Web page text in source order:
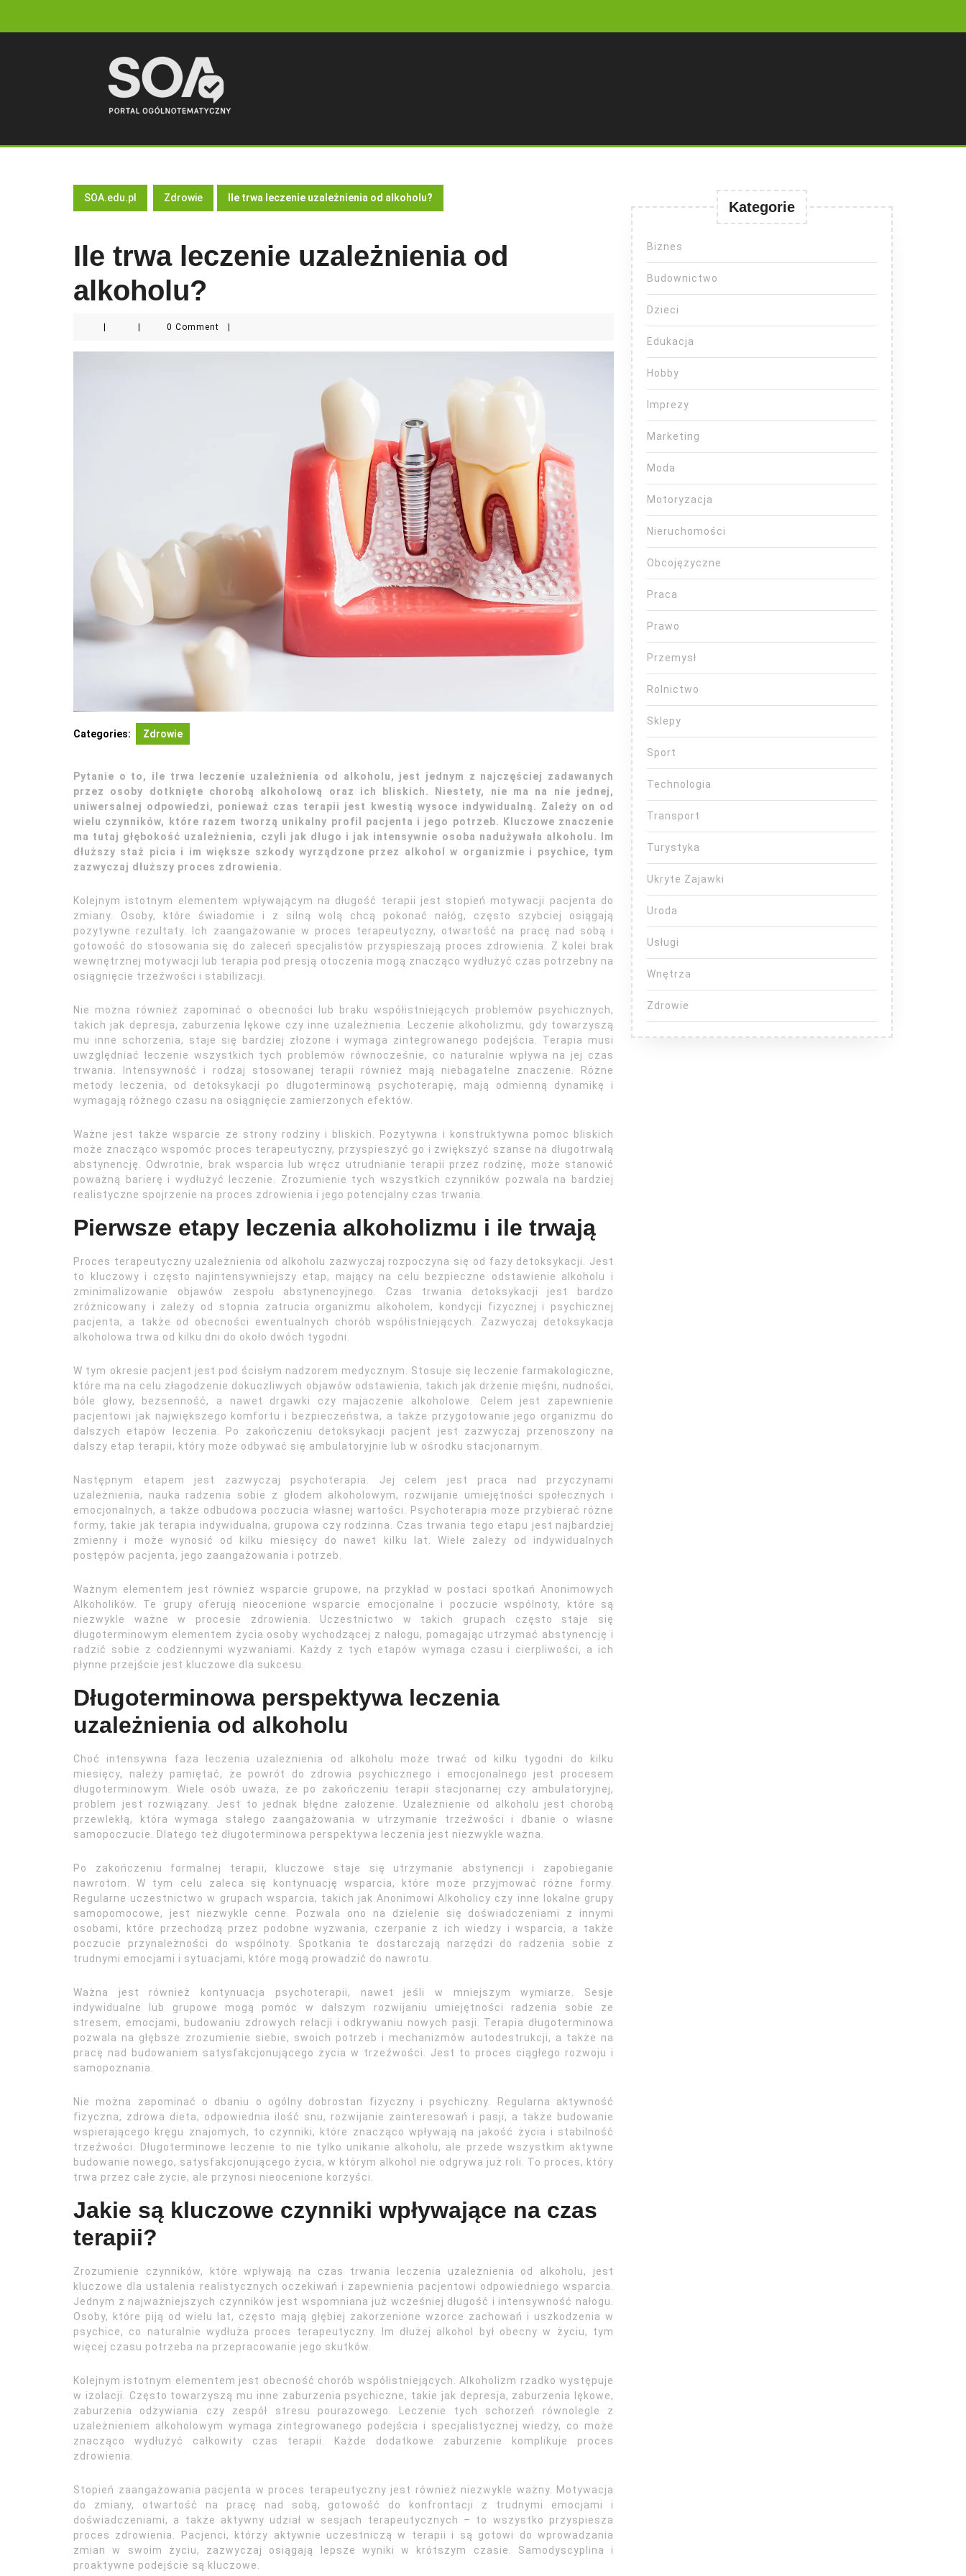
SOA.edu.pl Zdrowie Ile trwa leczenie uzależnienia od alkoholu?
Ile trwa leczenie uzależnienia od
alkoholu?
0 Comment
Categories: Zdrowie
Pytanie o to, ile trwa leczenie uzależnienia od alkoholu, jest jednym z najczęściej zadawanych
przez osoby dotknięte chorobą alkoholową oraz ich bliskich. Niestety, nie ma na nie jednej,
uniwersalnej odpowiedzi, ponieważ czas terapii jest kwestią wysoce indywidualną. Zależy on od
wielu czynników, które razem tworzą unikalny profil pacjenta i jego potrzeb. Kluczowe znaczenie
ma tutaj głębokość uzależnienia, czyli jak długo i jak intensywnie osoba nadużywała alkoholu. Im
dłuższy staż picia i im większe szkody wyrządzone przez alkohol w organizmie i psychice, tym
zazwyczaj dłuższy proces zdrowienia.
Kolejnym istotnym elementem wpływającym na długość terapii jest stopień motywacji pacjenta do
zmiany. Osoby, które świadomie i z silną wolą chcą pokonać nałóg, często szybciej osiągają
pozytywne rezultaty. Ich zaangażowanie w proces terapeutyczny, otwartość na pracę nad sobą i
gotowość do stosowania się do zaleceń specjalistów przyspieszają proces zdrowienia. Z kolei brak
wewnętrznej motywacji lub terapia pod presją otoczenia mogą znacząco wydłużyć czas potrzebny na
osiągnięcie trzeźwości i stabilizacji.
Nie można również zapominać o obecności lub braku współistniejących problemów psychicznych,
takich jak depresja, zaburzenia lękowe czy inne uzależnienia. Leczenie alkoholizmu, gdy towarzyszą
mu inne schorzenia, staje się bardziej złożone i wymaga zintegrowanego podejścia. Terapia musi
uwzględniać leczenie wszystkich tych problemów równocześnie, co naturalnie wpływa na jej czas
trwania. Intensywność i rodzaj stosowanej terapii również mają niebagatelne znaczenie. Różne
metody leczenia, od detoksykacji po długoterminową psychoterapię, mają odmienną dynamikę i
wymagają różnego czasu na osiągnięcie zamierzonych efektów.
Ważne jest także wsparcie ze strony rodziny i bliskich. Pozytywna i konstruktywna pomoc bliskich
może znacząco wspomóc proces terapeutyczny, przyspieszyć go i zwiększyć szanse na długotrwałą
abstynencję. Odwrotnie, brak wsparcia lub wręcz utrudnianie terapii przez rodzinę, może stanowić
poważną barierę i wydłużyć leczenie. Zrozumienie tych wszystkich czynników pozwala na bardziej
realistyczne spojrzenie na proces zdrowienia i jego potencjalny czas trwania.
Pierwsze etapy leczenia alkoholizmu i ile trwają
Proces terapeutyczny uzależnienia od alkoholu zazwyczaj rozpoczyna się od fazy detoksykacji. Jest
to kluczowy i często najintensywniejszy etap, mający na celu bezpieczne odstawienie alkoholu i
zminimalizowanie objawów zespołu abstynencyjnego. Czas trwania detoksykacji jest bardzo
zróżnicowany i zależy od stopnia zatrucia organizmu alkoholem, kondycji fizycznej i psychicznej
pacjenta, a także od obecności ewentualnych chorób współistniejących. Zazwyczaj detoksykacja
alkoholowa trwa od kilku dni do około dwóch tygodni.
W tym okresie pacjent jest pod ścisłym nadzorem medycznym. Stosuje się leczenie farmakologiczne,
które ma na celu złagodzenie dokuczliwych objawów odstawienia, takich jak drżenie mięśni, nudności,
bóle głowy, bezsenność, a nawet drgawki czy majaczenie alkoholowe. Celem jest zapewnienie
pacjentowi jak największego komfortu i bezpieczeństwa, a także przygotowanie jego organizmu do
dalszych etapów leczenia. Po zakończeniu detoksykacji pacjent jest zazwyczaj przenoszony na
dalszy etap terapii, który może odbywać się ambulatoryjnie lub w ośrodku stacjonarnym.
Następnym etapem jest zazwyczaj psychoterapia. Jej celem jest praca nad przyczynami
uzależnienia, nauka radzenia sobie z głodem alkoholowym, rozwijanie umiejętności społecznych i
emocjonalnych, a także odbudowa poczucia własnej wartości. Psychoterapia może przybierać różne
formy, takie jak terapia indywidualna, grupowa czy rodzinna. Czas trwania tego etapu jest najbardziej
zmienny i może wynosić od kilku miesięcy do nawet kilku lat. Wiele zależy od indywidualnych
postępów pacjenta, jego zaangażowania i potrzeb.
Ważnym elementem jest również wsparcie grupowe, na przykład w postaci spotkań Anonimowych
Alkoholików. Te grupy oferują nieocenione wsparcie emocjonalne i poczucie wspólnoty, które są
niezwykle ważne w procesie zdrowienia. Uczestnictwo w takich grupach często staje się
długoterminowym elementem życia osoby wychodzącej z nałogu, pomagając utrzymać abstynencję i
radzić sobie z codziennymi wyzwaniami. Każdy z tych etapów wymaga czasu i cierpliwości, a ich
płynne przejście jest kluczowe dla sukcesu.
Długoterminowa perspektywa leczenia
uzależnienia od alkoholu
Choć intensywna faza leczenia uzależnienia od alkoholu może trwać od kilku tygodni do kilku
miesięcy, należy pamiętać, że powrót do zdrowia psychicznego i emocjonalnego jest procesem
długoterminowym. Wiele osób uważa, że po zakończeniu terapii stacjonarnej czy ambulatoryjnej,
problem jest rozwiązany. Jest to jednak błędne założenie. Uzależnienie od alkoholu jest chorobą
przewlekłą, która wymaga stałego zaangażowania w utrzymanie trzeźwości i dbanie o własne
samopoczucie. Dlatego też długoterminowa perspektywa leczenia jest niezwykle ważna.
Po zakończeniu formalnej terapii, kluczowe staje się utrzymanie abstynencji i zapobieganie
nawrotom. W tym celu zaleca się kontynuację wsparcia, które może przyjmować różne formy.
Regularne uczestnictwo w grupach wsparcia, takich jak Anonimowi Alkoholicy czy inne lokalne grupy
samopomocowe, jest niezwykle cenne. Pozwala ono na dzielenie się doświadczeniami z innymi
osobami, które przechodzą przez podobne wyzwania, czerpanie z ich wiedzy i wsparcia, a także
poczucie przynależności do wspólnoty. Spotkania te dostarczają narzędzi do radzenia sobie z
trudnymi emocjami i sytuacjami, które mogą prowadzić do nawrotu.
Ważna jest również kontynuacja psychoterapii, nawet jeśli w mniejszym wymiarze. Sesje
indywidualne lub grupowe mogą pomóc w dalszym rozwijaniu umiejętności radzenia sobie ze
stresem, emocjami, budowaniu zdrowych relacji i odkrywaniu nowych pasji. Terapia długoterminowa
pozwala na głębsze zrozumienie siebie, swoich potrzeb i mechanizmów autodestrukcji, a także na
pracę nad budowaniem satysfakcjonującego życia w trzeźwości. Jest to proces ciągłego rozwoju i
samopoznania.
Nie można zapominać o dbaniu o ogólny dobrostan fizyczny i psychiczny. Regularna aktywność
fizyczna, zdrowa dieta, odpowiednia ilość snu, rozwijanie zainteresowań i pasji, a także budowanie
wspierającego kręgu znajomych, to czynniki, które znacząco wpływają na jakość życia i stabilność
trzeźwości. Długoterminowe leczenie to nie tylko unikanie alkoholu, ale przede wszystkim aktywne
budowanie nowego, satysfakcjonującego życia, w którym alkohol nie odgrywa już roli. To proces, który
trwa przez całe życie, ale przynosi nieocenione korzyści.
Jakie są kluczowe czynniki wpływające na czas
terapii?
Zrozumienie czynników, które wpływają na czas trwania leczenia uzależnienia od alkoholu, jest
kluczowe dla ustalenia realistycznych oczekiwań i zapewnienia pacjentowi odpowiedniego wsparcia.
Jednym z najważniejszych czynników jest wspomniana już wcześniej długość i intensywność nałogu.
Osoby, które piją od wielu lat, często mają głębiej zakorzenione wzorce zachowań i uszkodzenia w
psychice, co naturalnie wydłuża proces terapeutyczny. Im dłużej alkohol był obecny w życiu, tym
więcej czasu potrzeba na przepracowanie jego skutków.
Kolejnym istotnym elementem jest obecność chorób współistniejących. Alkoholizm rzadko występuje
w izolacji. Często towarzyszą mu inne zaburzenia psychiczne, takie jak depresja, zaburzenia lękowe,
zaburzenia odżywiania czy zespół stresu pourazowego. Leczenie tych schorzeń równolegle z
uzależnieniem alkoholowym wymaga zintegrowanego podejścia i specjalistycznej wiedzy, co może
znacząco wydłużyć całkowity czas terapii. Każde dodatkowe zaburzenie komplikuje proces
zdrowienia.
Stopień zaangażowania pacjenta w proces terapeutyczny jest również niezwykle ważny. Motywacja
do zmiany, otwartość na pracę nad sobą, gotowość do konfrontacji z trudnymi emocjami i
doświadczeniami, a także aktywny udział w sesjach terapeutycznych – to wszystko przyspiesza
proces zdrowienia. Pacjenci, którzy aktywnie uczestniczą w terapii i są gotowi do wprowadzania
zmian w swoim życiu, zazwyczaj osiągają lepsze wyniki w krótszym czasie. Samodyscyplina i
proaktywne podejście są kluczowe.
Kategorie
Biznes
Budownictwo
Dzieci
Edukacja
Hobby
Imprezy
Marketing
Moda
Motoryzacja
Nieruchomości
Obcojęzyczne
Praca
Prawo
Przemysł
Rolnictwo
Sklepy
Sport
Technologia
Transport
Turystyka
Ukryte Zajawki
Uroda
Usługi
Wnętrza
Zdrowie